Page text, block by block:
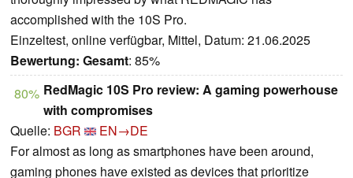
accomplished with the 10S Pro.
Einzeltest, online verfügbar, Mittel, Datum: 21.06.2025
Bewertung: Gesamt: 85%
80% RedMagic 10S Pro review: A gaming powerhouse
with compromises
Quelle: BGR
EN→DE
For almost as long as smartphones have been around,
gaming phones have existed as devices that prioritize